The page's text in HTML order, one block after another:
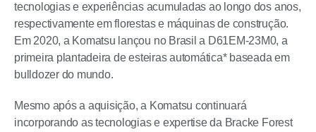
tecnologias e experiências acumuladas ao longo dos anos,
respectivamente em florestas e máquinas de construção.
Em 2020, a Komatsu lançou no Brasil a D61EM-23M0, a
primeira plantadeira de esteiras automática* baseada em
bulldozer do mundo.
Mesmo após a aquisição, a Komatsu continuará
incorporando as tecnologias e expertise da Bracke Forest